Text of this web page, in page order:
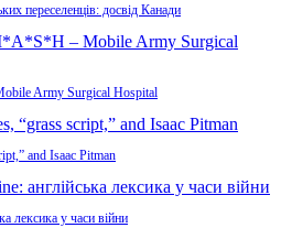
переселенців: досвід Канади
Army Surgical Hospital
and Isaac Pitman
лексика у часи війни